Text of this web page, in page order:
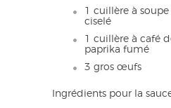
1 cuillère à
ciselé
1 cuillère à café
paprika fumé
3 gros œufs
Ingrédients pour la